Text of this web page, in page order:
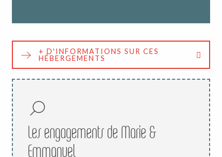
+ D'INFORMATIONS SUR CES
HÉBERGEMENTS
Les engagements de Marie &
Emmanuel